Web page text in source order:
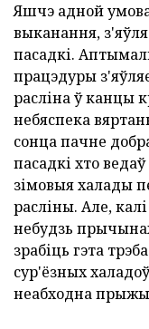
Яшчэ адной
выканання,
пасадкі.
працэдуры
расліна ў канцы
небяспека
сонца пачне
пасадкі хто
зімовыя халады
расліны. Але,
небудзь
зрабіць гэта
сур'ёзных
неабходна